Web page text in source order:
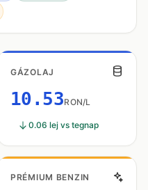
GÁZOLAJ
10.53RON/L
0.06 lej vs tegnap
PRÉMIUM BENZIN